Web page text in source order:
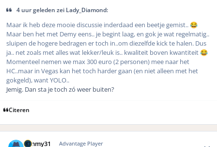
4 uur geleden zei Lady_Diamond:
Maar ik heb deze mooie discussie inderdaad een beetje gemist.. 😂
Maar ben het met Demy eens.. je begint laag, en gok je wat regelmatig..
sluipen de hogere bedragen er toch in..om diezelfde kick te halen. Dus
ja.. net zoals met alles wat lekker/leuk is.. kwaliteit boven kwantiteit 😂
Momenteel nemen we max 300 euro (2 personen) mee naar het
HC..maar in Vegas kan het toch harder gaan (en niet alleen met het
gokgeld), want YOLO..
Jemig. Dan sta je toch zó weer buiten?
Citeren
Timmy31 Advantage Player